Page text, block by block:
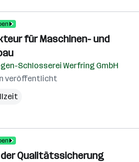
für Maschinen- und
Schlosserei Werfring GmbH
veröffentlicht
Qualitätssicherung